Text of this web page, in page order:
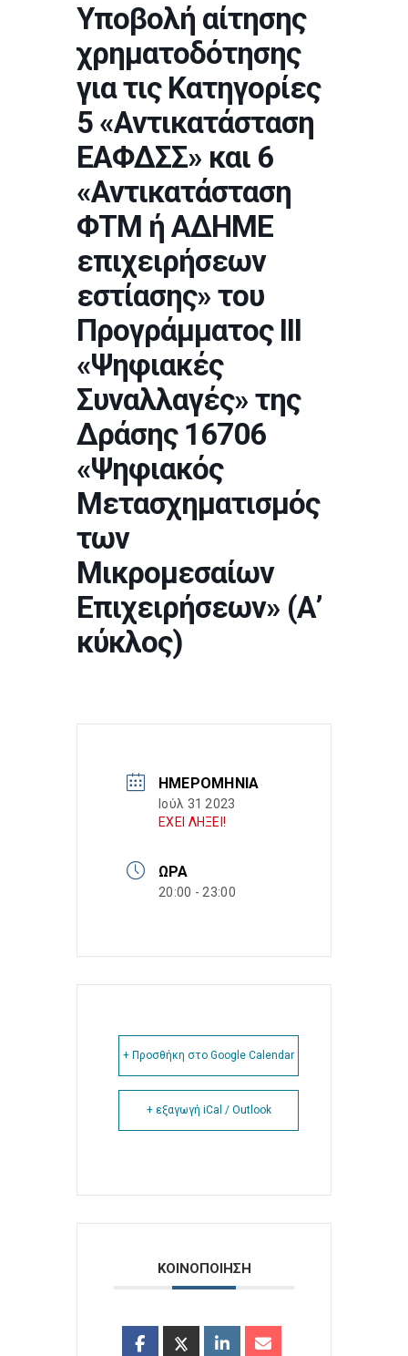
Υποβολή αίτησης
χρηματοδότησης
για τις Κατηγορίες
5 «Αντικατάσταση
ΕΑΦΔΣΣ» και 6
«Αντικατάσταση
ΦΤΜ ή ΑΔΗΜΕ
επιχειρήσεων
εστίασης» του
Προγράμματος ΙΙΙ
«Ψηφιακές
Συναλλαγές» της
Δράσης 16706
«Ψηφιακός
Μετασχηματισμός
των
Μικρομεσαίων
Επιχειρήσεων» (Α’
κύκλος)
ΗΜΕΡΟΜΗΝΊΑ
Ιούλ 31 2023
ΕΧΕΙ ΛΗΞΕΙ!
ΏΡΑ
20:00 - 23:00
+ Προσθήκη στο Google Calendar
+ εξαγωγή iCal / Outlook
ΚΟΙΝΟΠΟΙΗΣΗ